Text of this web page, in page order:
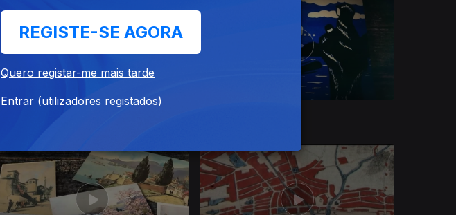
REGISTE-SE AGORA
Quero registar-me mais tarde
Entrar (utilizadores registados)